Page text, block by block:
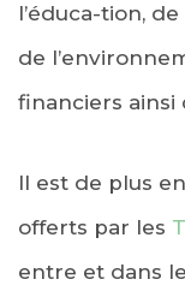
l’éduca-tion,
de
financiers ainsi
Il est de plus
offerts par les
entre et dans